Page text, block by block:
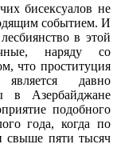
бисексуалов не
событием. И
в этой
наряду со
что проституция
давно
в Азербайджане
подобного
года, когда по
свыше пяти тысяч